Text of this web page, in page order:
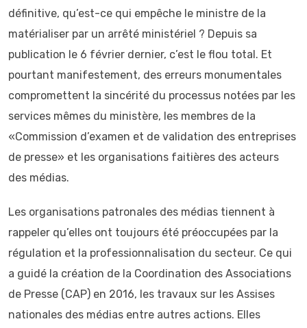
définitive, qu’est-ce qui empêche le ministre de la
matérialiser par un arrêté ministériel ? Depuis sa
publication le 6 février dernier, c’est le flou total. Et
pourtant manifestement, des erreurs monumentales
compromettent la sincérité du processus notées par les
services mêmes du ministère, les membres de la
«Commission d’examen et de validation des entreprises
de presse» et les organisations faitières des acteurs
des médias.
Les organisations patronales des médias tiennent à
rappeler qu’elles ont toujours été préoccupées par la
régulation et la professionnalisation du secteur. Ce qui
a guidé la création de la Coordination des Associations
de Presse (CAP) en 2016, les travaux sur les Assises
nationales des médias entre autres actions. Elles